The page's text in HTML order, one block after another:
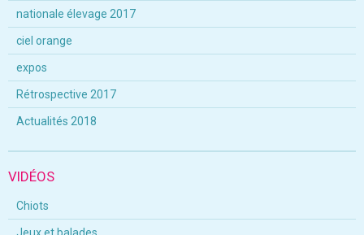
nationale élevage 2017
ciel orange
expos
Rétrospective 2017
Actualités 2018
VIDÉOS
Chiots